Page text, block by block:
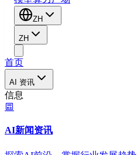
ZH
ZH
首页
AI 资讯
信息
AI新闻资讯